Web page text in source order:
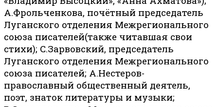
А.Фрольченкова, почётный председатель
Луганского отделения Межрегионального
союза писателей(также читавшая свои
стихи); С.Зарвовский, председатель
Луганского отделения Межрегионального
союза писателей; А.Нестеров-
православный общественный деятель,
поэт, знаток литературы и музыки;